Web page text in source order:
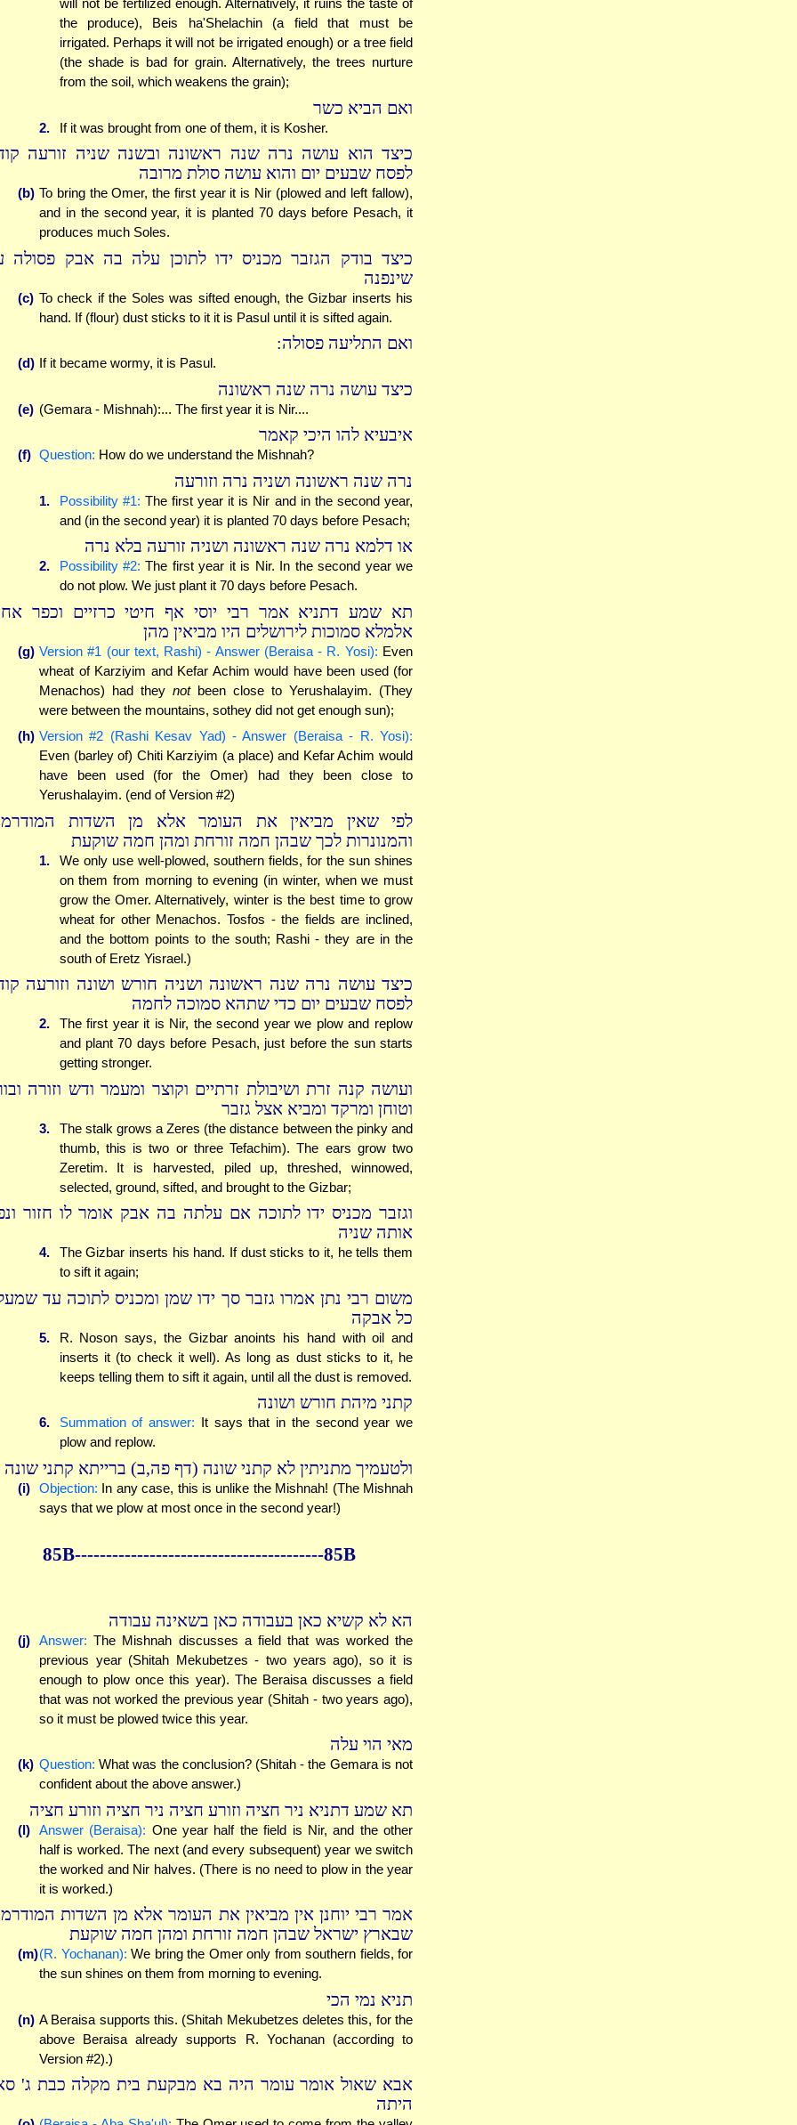
will not be fertilized enough. Alternatively, it ruins the taste of
the produce), Beis ha'Shelachin (a field that must be
irrigated. Perhaps it will not be irrigated enough) or a tree field
(the shade is bad for grain. Alternatively, the trees nurture
from the soil, which weakens the grain);
ואם הביא כשר
2. If it was brought from one of them, it is Kosher.
כיצד הוא עושה נרה שנה ראשונה ובשנה שניה זורעה
לפסח שבעים יום והוא עושה סולת מרובה
(b) To bring the Omer, the first year it is Nir (plowed and left fallow),
and in the second year, it is planted 70 days before Pesach, it
produces much Soles.
כיצד בודק הגזבר מכניס ידו לתוכן עלה בה אבק פסולה
שינפנה
(c) To check if the Soles was sifted enough, the Gizbar inserts his
hand. If (flour) dust sticks to it it is Pasul until it is sifted again.
ואם התליעה פסולה:
(d) If it became wormy, it is Pasul.
כיצד עושה נרה שנה ראשונה
(e) (Gemara - Mishnah):... The first year it is Nir....
איבעיא להו היכי קאמר
(f) Question: How do we understand the Mishnah?
נרה שנה ראשונה ושניה נרה וזורעה
1. Possibility #1: The first year it is Nir and in the second year,
and (in the second year) it is planted 70 days before Pesach;
או דלמא נרה שנה ראשונה ושניה זורעה בלא נרה
2. Possibility #2: The first year it is Nir. In the second year we
do not plow. We just plant it 70 days before Pesach.
תא שמע דתניא אמר רבי יוסי אף חיטי כרזיים וכפר
אלמלא סמוכות לירושלים היו מביאין מהן
(g) Version #1 (our text, Rashi) - Answer (Beraisa - R. Yosi): Even
wheat of Karziyim and Kefar Achim would have been used (for
Menachos) had they notbeen close to Yerushalayim. (They
were between the mountains, sothey did not get enough sun);
(h) Version #2 (Rashi Kesav Yad) - Answer (Beraisa - R. Yosi):
Even (barley of) Chiti Karziyim (a place) and Kefar Achim would
have been used (for the Omer) had they been close to
Yerushalayim. (end of Version #2)
לפי שאין מביאין את העומר אלא מן השדות
והמנונרות לכך שבהן חמה זורחת ומהן חמה שוקעת
1.
We only use well-plowed, southern fields, for the sun shines
on them from morning to evening (in winter, when we must
grow the Omer. Alternatively, winter is the best time to grow
wheat for other Menachos. Tosfos - the fields are inclined,
and the bottom points to the south; Rashi - they are in the
south of Eretz Yisrael.)
כיצד עושה נרה שנה ראשונה ושניה חורש ושונה וזורעה
לפסח שבעים יום כדי שתהא סמוכה לחמה
2.
The first year it is Nir, the second year we plow and replow
and plant 70 days before Pesach, just before the sun starts
getting stronger.
ועושה קנה זרת ושיבולת זרתיים וקוצר ומעמר ודש וזורה
וטוחן ומרקד ומביא אצל גזבר
3.
The stalk grows a Zeres (the distance between the pinky and
thumb, this is two or three Tefachim). The ears grow two
Zeretim. It is harvested, piled up, threshed, winnowed,
selected, ground, sifted, and brought to the Gizbar;
וגזבר מכניס ידו לתוכה אם עלתה בה אבק אומר לו חזור
אותה שניה
4.
The Gizbar inserts his hand. If dust sticks to it, he tells them
to sift it again;
משום רבי נתן אמרו גזבר סך ידו שמן ומכניס לתוכה עד
כל אבקה
5.
R. Noson says, the Gizbar anoints his hand with oil and
inserts it (to check it well). As long as dust sticks to it, he
keeps telling them to sift it again, until all the dust is removed.
קתני מיהת חורש ושונה
6. Summation of answer: It says that in the second year we
plow and replow.
ולטעמיך מתניתין לא קתני שונה (דף פה,ב) ברייתא קתני שונה
(i) Objection: In any case, this is unlike the Mishnah! (The Mishnah
says that we plow at most once in the second year!)
85B----------------------------------------85B
הא לא קשיא כאן בעבודה כאן בשאינה עבודה
(j) Answer: The Mishnah discusses a field that was worked the
previous year (Shitah Mekubetzes - two years ago), so it is
enough to plow once this year). The Beraisa discusses a field
that was not worked the previous year (Shitah - two years ago),
so it must be plowed twice this year.
מאי הוי עלה
(k) Question: What was the conclusion? (Shitah - the Gemara is not
confident about the above answer.)
תא שמע דתניא ניר חציה וזורע חציה ניר חציה וזורע חציה
(l) Answer (Beraisa): One year half the field is Nir, and the other
half is worked. The next (and every subsequent) year we switch
the worked and Nir halves. (There is no need to plow in the year
it is worked.)
אמר רבי יוחנן אין מביאין את העומר אלא מן השדות
שבארץ ישראל שבהן חמה זורחת ומהן חמה שוקעת
(m)(R. Yochanan): We bring the Omer only from southern fields, for
the sun shines on them from morning to evening.
תניא נמי הכי
(n) A Beraisa supports this. (Shitah Mekubetzes deletes this, for the
above Beraisa already supports R. Yochanan (according to
Version #2).)
אבא שאול אומר עומר היה בא מבקעת בית מקלה כבת ג'
היתה